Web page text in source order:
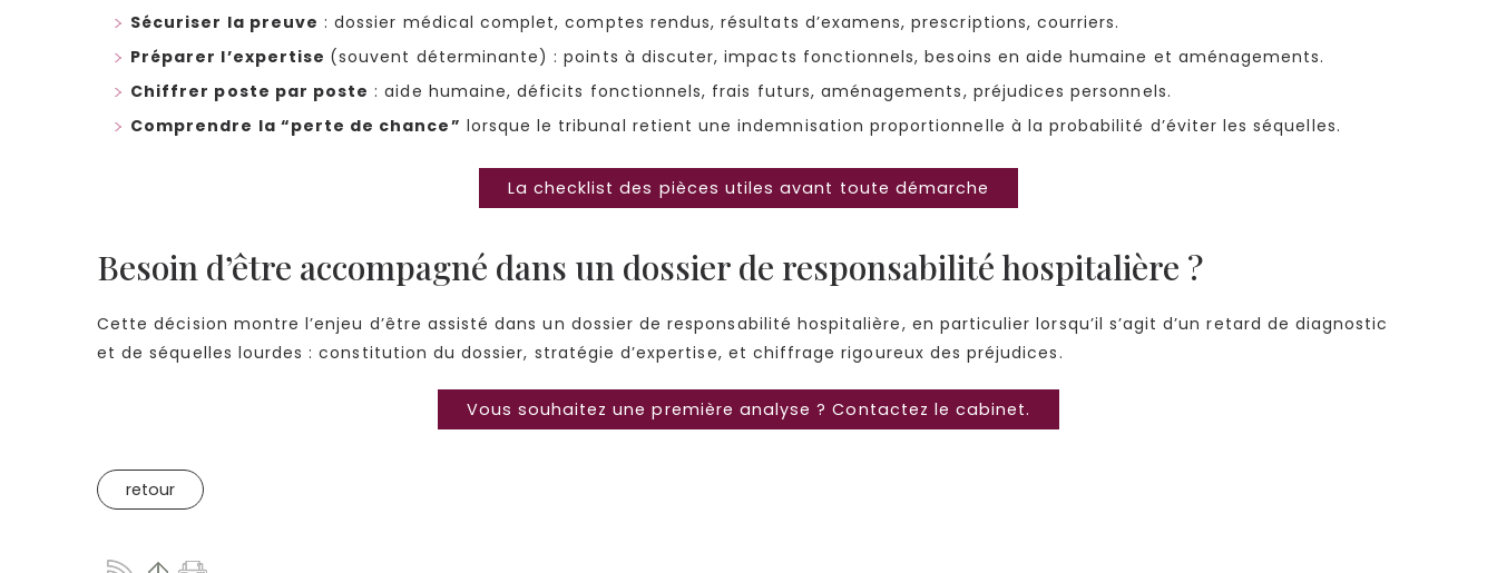
Sécuriser la preuve : dossier médical complet, comptes rendus, résultats d’examens, prescriptions, courriers.
Préparer l’expertise (souvent déterminante) : points à discuter, impacts fonctionnels, besoins en aide humaine et aménagements.
Chiffrer poste par poste : aide humaine, déficits fonctionnels, frais futurs, aménagements, préjudices personnels.
Comprendre la “perte de chance” lorsque le tribunal retient une indemnisation proportionnelle à la probabilité d’éviter les séquelles.
La checklist des pièces utiles avant toute démarche
Besoin d’être accompagné dans un dossier de responsabilité hospitalière ?
Cette décision montre l’enjeu d’être assisté dans un dossier de responsabilité hospitalière, en particulier lorsqu’il s’agit d’un retard de diagnostic
et de séquelles lourdes : constitution du dossier, stratégie d’expertise, et chiffrage rigoureux des préjudices.
Vous souhaitez une première analyse ? Contactez le cabinet.
retour